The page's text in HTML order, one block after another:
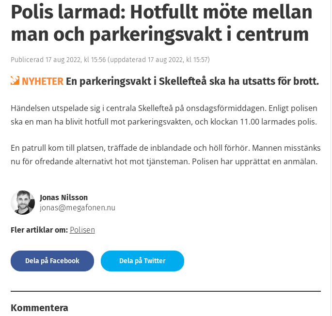
Polis larmad: Hotfullt möte mellan
man och parkeringsvakt i centrum
Publicerad 17 aug 2022, kl 15:56 (uppdaterad 17 aug 2022, kl 15:57)
NYHETEREn parkeringsvakt i Skellefteå ska ha utsatts för brott.
Händelsen utspelade sig i centrala Skellefteå på onsdagsförmiddagen. Enligt polisen
ska en man ha blivit hotfull mot parkeringsvakten, och klockan 11.00 larmades polis.
En patrull kom till platsen, träffade de inblandade och höll förhör. Mannen misstänks
nu för ofredande alternativt hot mot tjänsteman. Polisen har upprättat en anmälan.
Jonas Nilsson
jonas@megafonen.nu
Fler artiklar om: Polisen
Dela på Facebook Dela på Twitter
Kommentera